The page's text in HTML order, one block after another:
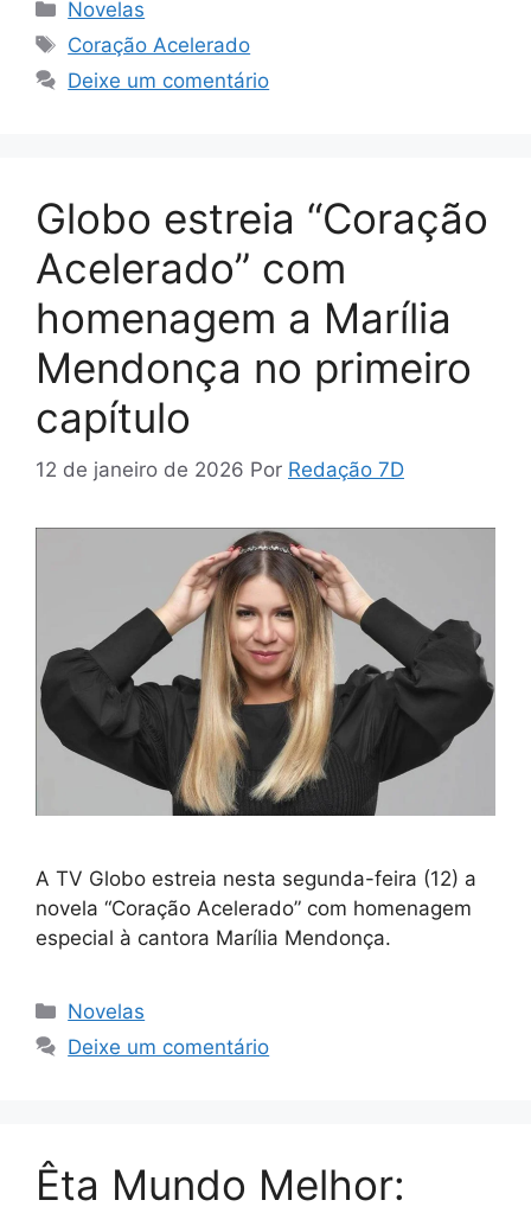
Novelas
Tags
Coração Acelerado
Deixe um comentário
Globo estreia “Coração
Acelerado” com
homenagem a Marília
Mendonça no primeiro
capítulo
12 de janeiro de 2026 Por Redação 7D
A TV Globo estreia nesta segunda-feira (12) a
novela “Coração Acelerado” com homenagem
especial à cantora Marília Mendonça.
Categorias
Novelas
Deixe um comentário
Êta Mundo Melhor: